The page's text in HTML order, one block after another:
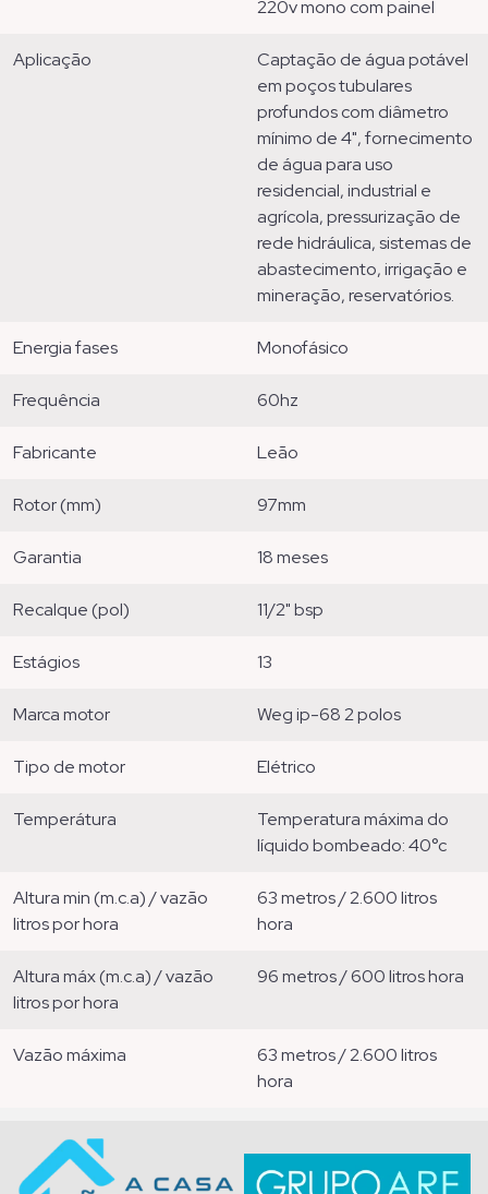
220v mono com painel
aplicação
captação de água potável
em poços tubulares
profundos com diâmetro
mínimo de 4", fornecimento
de água para uso
residencial, industrial e
agrícola, pressurização de
rede hidráulica, sistemas de
abastecimento, irrigação e
mineração, reservatórios.
energia fases monofásico
frequência 60hz
fabricante leão
rotor (mm) 97mm
garantia 18 meses
recalque (pol) 11/2" bsp
estágios 13
marca motor weg ip-68 2 polos
tipo de motor elétrico
temperátura
temperatura máxima do
líquido bombeado: 40°c
altura min (m.c.a) / vazão
litros por hora
63 metros / 2.600 litros
hora
altura máx (m.c.a) / vazão
litros por hora
96 metros / 600 litros hora
vazão máxima
63 metros / 2.600 litros
hora